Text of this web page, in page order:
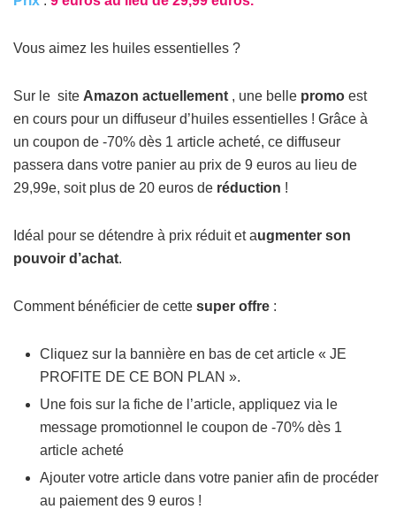
Vous aimez les huiles essentielles ?
Sur le site Amazon actuellement , une belle promo est
en cours pour un diffuseur d’huiles essentielles ! Grâce à
un coupon de -70% dès 1 article acheté, ce diffuseur
passera dans votre panier au prix de 9 euros au lieu de
29,99e, soit plus de 20 euros de réduction !
Idéal pour se détendre à prix réduit et augmenter son
pouvoir d’achat.
Comment bénéficier de cette super offre :
Cliquez sur la bannière en bas de cet article « JE
PROFITE DE CE BON PLAN ».
Une fois sur la fiche de l’article, appliquez via le
message promotionnel le coupon de -70% dès 1
article acheté
Ajouter votre article dans votre panier afin de procéder
au paiement des 9 euros !